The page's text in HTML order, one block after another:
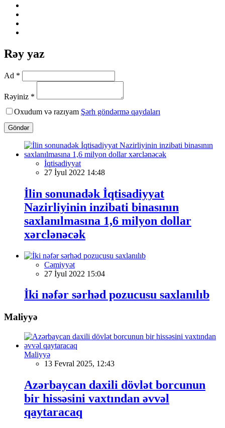
Rəy yaz
Ad *
Rəyiniz *
Oxudum və razıyam Şərh göndərmə qaydaları
Göndər
İqtisadiyyat
27 İyul 2022 14:48
İlin sonunadək İqtisadiyyat
Nazirliyinin inzibati binasının
saxlanılmasına 1,6 milyon dollar
xərclənəcək
Cəmiyyət
27 İyul 2022 15:04
İki nəfər sərhəd pozucusu saxlanılıb
Maliyyə
Maliyyə
13 Fevral 2025, 12:43
Azərbaycan daxili dövlət borcunun
bir hissəsini vaxtından əvvəl
qaytaracaq